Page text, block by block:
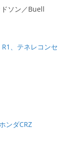
ソン／Buell
、テネレコンセ
ンダCRZ